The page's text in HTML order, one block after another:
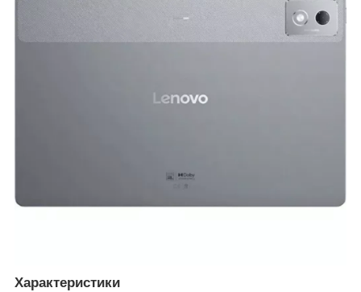
Характеристики